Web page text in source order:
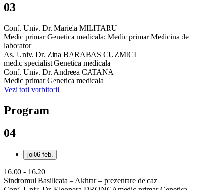
03
Conf. Univ. Dr. Mariela MILITARU
Medic primar Genetica medicala; Medic primar Medicina de
laborator
As. Univ. Dr. Zina BARABAS CUZMICI
medic specialist Genetica medicala
Conf. Univ. Dr. Andreea CATANA
Medic primar Genetica medicala
Vezi toti vorbitorii
Program
04
joi06 feb.
16:00 - 16:20
Sindromul Basilicata – Akhtar – prezentare de caz